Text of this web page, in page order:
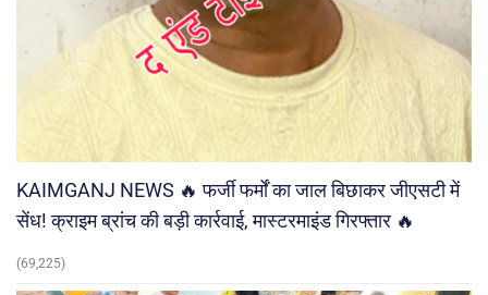
KAIMGANJ NEWS 🔥 फर्जी फर्मों का जाल बिछाकर जीएसटी में
सेंध! क्राइम ब्रांच की बड़ी कार्रवाई, मास्टरमाइंड गिरफ्तार 🔥
(69,225)